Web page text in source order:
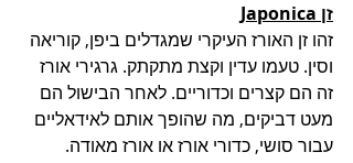
זן Japonica
זהו זן האורז העיקרי שמגדלים ביפן, קוריאה
וסין. טעמו עדין וקצת מתקתק. גרגירי אורז
זה הם קצרים וכדוריים. לאחר הבישול הם
מעט דביקים, מה שהופך אותם לאידאליים
עבור סושי, כדורי אורז או אורז מאודה.